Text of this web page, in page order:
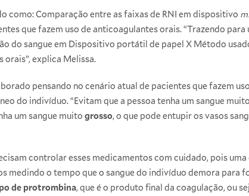
Comparação entre as faixas de RNI em dispositivo
que fazem uso de anticoagulantes orais. “Trazendo para
do sangue em Dispositivo portátil de papel X Método
orais”, explica Melissa.
pensando no cenário atual de pacientes que fazem
do indivíduo. “Evitam que a pessoa tenha um sangue muito
um sangue muito grosso, o que pode entupir os vasos
controlar esses medicamentos com cuidado, pois
medindo o tempo que o sangue do indivíduo demora para
de protrombina, que é o produto final da coagulação, ou